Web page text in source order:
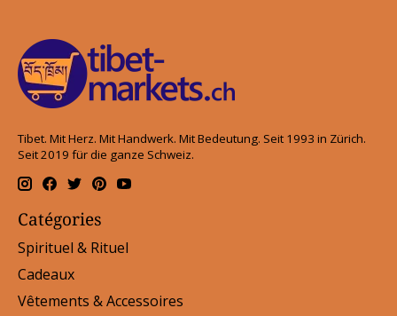
Tibet. Mit Herz. Mit Handwerk. Mit Bedeutung. Seit 1993 in Zürich.
Seit 2019 für die ganze Schweiz.
Catégories
Spirituel & Rituel
Cadeaux
Vêtements & Accessoires